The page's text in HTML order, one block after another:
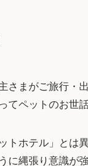
さまがご旅行・
てペットのお世
トホテル」とは
に縄張り意識が